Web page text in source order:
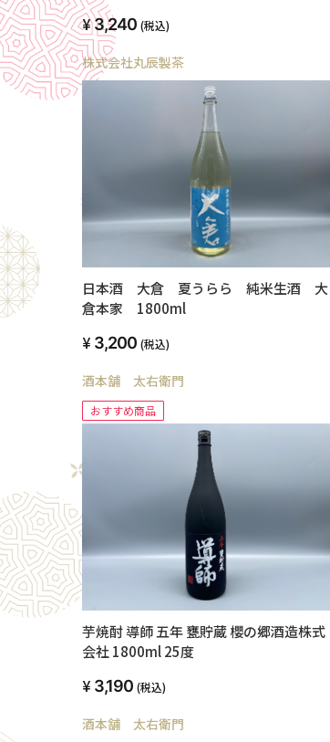
3,240 (税込)
株式会社丸辰製茶
日本酒 大倉 夏うらら 純米生酒 大
倉本家 1800ml
3,200 (税込)
酒本舗 太右衛門
おすすめ商品
芋焼酎 導師 五年 甕貯蔵 櫻の郷酒造株式
会社 1800ml 25度
3,190 (税込)
酒本舗 太右衛門